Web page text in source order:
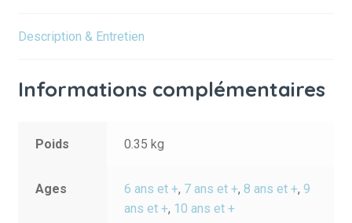
Description & Entretien
Informations complémentaires
Poids 0.35 kg
Ages 6 ans et +, 7 ans et +,8 ans et +,9
ans et +, 10 ans et +